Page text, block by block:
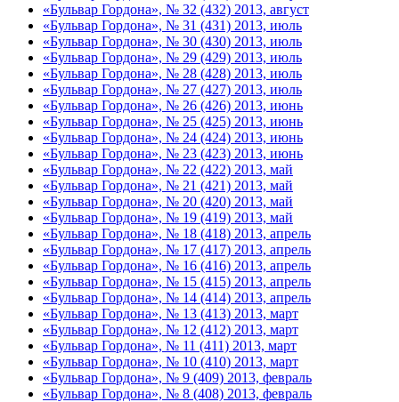
«Бульвар Гордона», № 32 (432) 2013, август
«Бульвар Гордона», № 31 (431) 2013, июль
«Бульвар Гордона», № 30 (430) 2013, июль
«Бульвар Гордона», № 29 (429) 2013, июль
«Бульвар Гордона», № 28 (428) 2013, июль
«Бульвар Гордона», № 27 (427) 2013, июль
«Бульвар Гордона», № 26 (426) 2013, июнь
«Бульвар Гордона», № 25 (425) 2013, июнь
«Бульвар Гордона», № 24 (424) 2013, июнь
«Бульвар Гордона», № 23 (423) 2013, июнь
«Бульвар Гордона», № 22 (422) 2013, май
«Бульвар Гордона», № 21 (421) 2013, май
«Бульвар Гордона», № 20 (420) 2013, май
«Бульвар Гордона», № 19 (419) 2013, май
«Бульвар Гордона», № 18 (418) 2013, апрель
«Бульвар Гордона», № 17 (417) 2013, апрель
«Бульвар Гордона», № 16 (416) 2013, апрель
«Бульвар Гордона», № 15 (415) 2013, апрель
«Бульвар Гордона», № 14 (414) 2013, апрель
«Бульвар Гордона», № 13 (413) 2013, март
«Бульвар Гордона», № 12 (412) 2013, март
«Бульвар Гордона», № 11 (411) 2013, март
«Бульвар Гордона», № 10 (410) 2013, март
«Бульвар Гордона», № 9 (409) 2013, февраль
«Бульвар Гордона», № 8 (408) 2013, февраль